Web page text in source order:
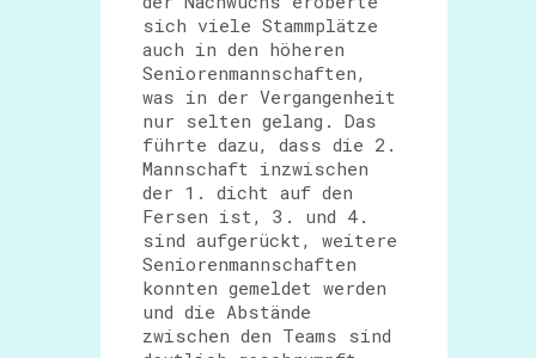
sich viele Stammplätze
auch in den höheren
Seniorenmannschaften,
was in der Vergangenheit
nur selten gelang. Das
führte dazu, dass die 2.
Mannschaft inzwischen
der 1. dicht auf den
Fersen ist, 3. und 4.
sind aufgerückt, weitere
Seniorenmannschaften
konnten gemeldet werden
und die Abstände
zwischen den Teams sind